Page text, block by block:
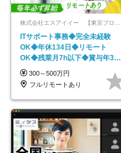
ITサポート事務◆完全未経験
OK◆年休134日◆リモート
OK◆残業月7h以下◆賞与年3回
◆5年目まで必ず昇給
300～500万円
フルリモートあり